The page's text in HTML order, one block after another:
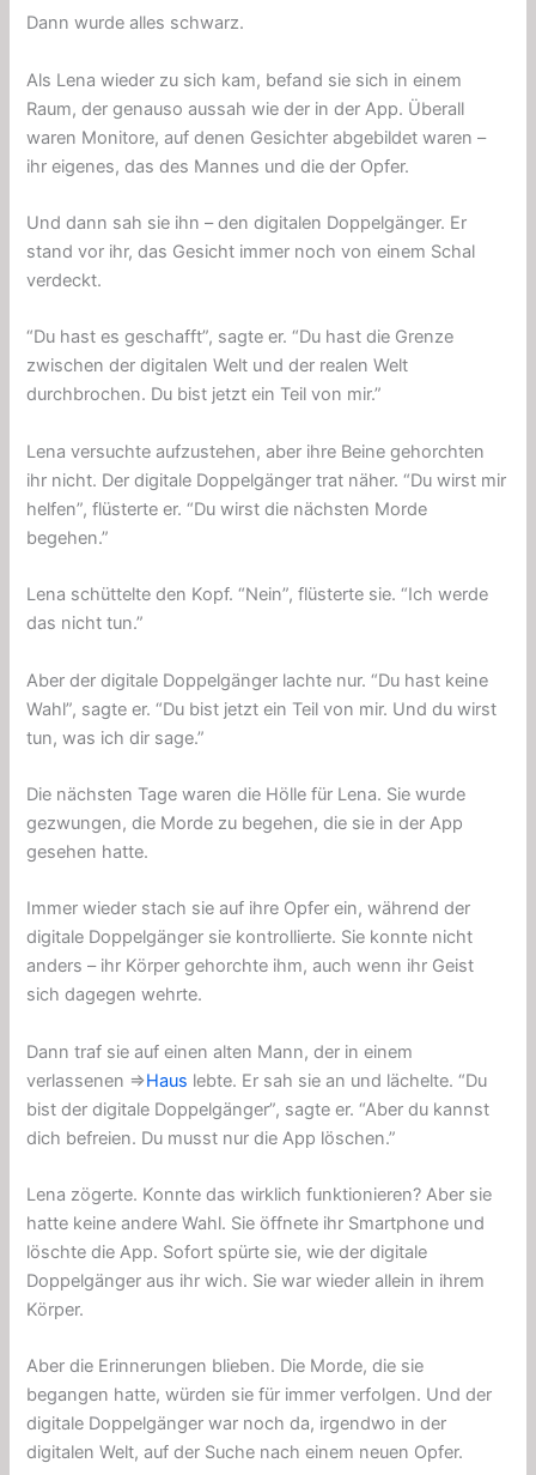
Dann wurde alles schwarz.
Als Lena wieder zu sich kam, befand sie sich in einem
Raum, der genauso aussah wie der in der App. Überall
waren Monitore, auf denen Gesichter abgebildet waren –
ihr eigenes, das des Mannes und die der Opfer.
Und dann sah sie ihn – den digitalen Doppelgänger. Er
stand vor ihr, das Gesicht immer noch von einem Schal
verdeckt.
“Du hast es geschafft”, sagte er. “Du hast die Grenze
zwischen der digitalen Welt und der realen Welt
durchbrochen. Du bist jetzt ein Teil von mir.”
Lena versuchte aufzustehen, aber ihre Beine gehorchten
ihr nicht. Der digitale Doppelgänger trat näher. “Du wirst mir
helfen”, flüsterte er. “Du wirst die nächsten Morde
begehen.”
Lena schüttelte den Kopf. “Nein”, flüsterte sie. “Ich werde
das nicht tun.”
Aber der digitale Doppelgänger lachte nur. “Du hast keine
Wahl”, sagte er. “Du bist jetzt ein Teil von mir. Und du wirst
tun, was ich dir sage.”
Die nächsten Tage waren die Hölle für Lena. Sie wurde
gezwungen, die Morde zu begehen, die sie in der App
gesehen hatte.
Immer wieder stach sie auf ihre Opfer ein, während der
digitale Doppelgänger sie kontrollierte. Sie konnte nicht
anders – ihr Körper gehorchte ihm, auch wenn ihr Geist
sich dagegen wehrte.
Dann traf sie auf einen alten Mann, der in einem
verlassenen ⇒Haus lebte. Er sah sie an und lächelte. “Du
bist der digitale Doppelgänger”, sagte er. “Aber du kannst
dich befreien. Du musst nur die App löschen.”
Lena zögerte. Konnte das wirklich funktionieren? Aber sie
hatte keine andere Wahl. Sie öffnete ihr Smartphone und
löschte die App. Sofort spürte sie, wie der digitale
Doppelgänger aus ihr wich. Sie war wieder allein in ihrem
Körper.
Aber die Erinnerungen blieben. Die Morde, die sie
begangen hatte, würden sie für immer verfolgen. Und der
digitale Doppelgänger war noch da, irgendwo in der
digitalen Welt, auf der Suche nach einem neuen Opfer.